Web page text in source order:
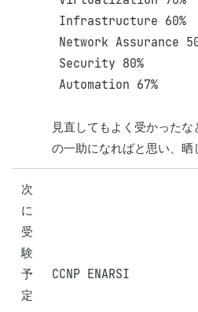
見直してもよく受かった
次
に
受
験
予
定
CCNP ENARSI